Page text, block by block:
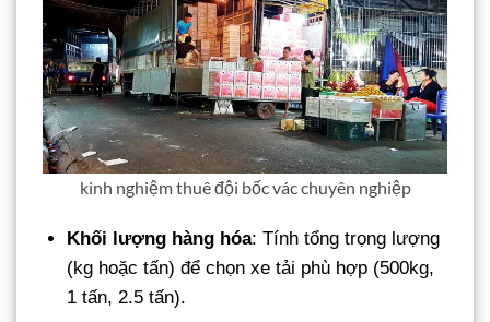
kinh nghiệm thuê đội bốc vác chuyên nghiệp
Khối lượng hàng hóa: Tính tổng trọng lượng
(kg hoặc tấn) để chọn xe tải phù hợp (500kg,
1 tấn, 2.5 tấn).